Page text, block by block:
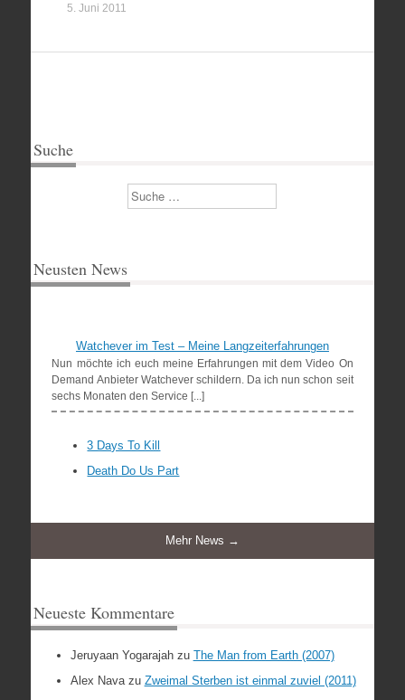
5. Juni 2011
Suche
Suchen
Neusten News
Watchever im Test – Meine Langzeiterfahrungen
Nun möchte ich euch meine Erfahrungen mit dem Video On
Demand Anbieter Watchever schildern. Da ich nun schon seit
sechs Monaten den Service [...]
3 Days To Kill
Death Do Us Part
Mehr News →
Neueste Kommentare
Jeruyaan Yogarajahzu The Man from Earth (2007)
Alex Navazu Zweimal Sterben ist einmal zuviel (2011)